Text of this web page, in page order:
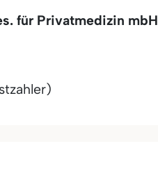
für Privatmedizin mbH